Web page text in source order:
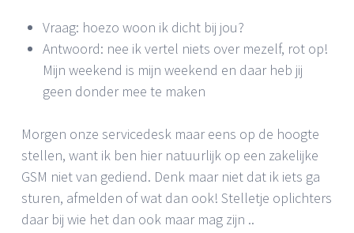
Vraag: hoezo woon ik dicht bij jou?
Antwoord: nee ik vertel niets over mezelf, rot op!
Mijn weekend is mijn weekend en daar heb jij
geen donder mee te maken
Morgen onze servicedesk maar eens op de hoogte
stellen, want ik ben hier natuurlijk op een zakelijke
GSM niet van gediend. Denk maar niet dat ik iets ga
sturen, afmelden of wat dan ook! Stelletje oplichters
daar bij wie het dan ook maar mag zijn ..